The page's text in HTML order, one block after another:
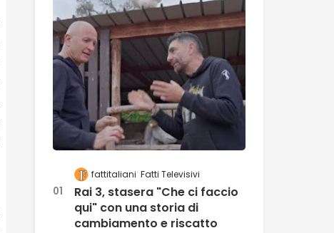
fattitaliani Fatti Televisivi
Rai 3, stasera "Che ci faccio
qui" con una storia di
cambiamento e riscatto